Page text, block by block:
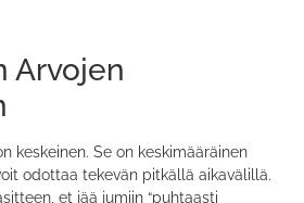
Arvojen
keskeinen. Se on keskimääräinen
odottaa tekevän pitkällä aikavälillä.
et jää jumiin “puhtaasti